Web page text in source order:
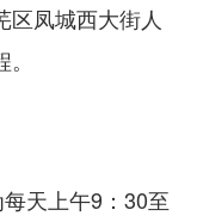
区凤城西大街人
天上午9：30至